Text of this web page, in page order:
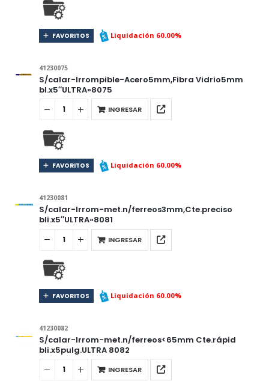
FAVORITOS Liquidación 60.00%
41230075
S/calar-Irrompible-Acero5mm,Fibra Vidrio5mm
bl.x5″ULTRA»8075
INGRESAR
FAVORITOS Liquidación 60.00%
41230081
S/calar-Irrom-met.n/ferreos3mm,Cte.preciso
bli.x5″ULTRA»8081
INGRESAR
FAVORITOS Liquidación 60.00%
41230082
S/calar-Irrom-met.n/ferreos<65mm Cte.rápid
bli.x5pulg.ULTRA 8082
INGRESAR